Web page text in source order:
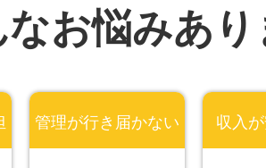
なお悩みあり
管理が行き届かない 収入